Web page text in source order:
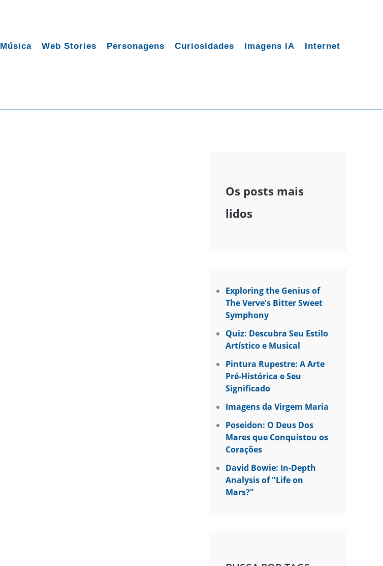
Música Web Stories Personagens Curiosidades Imagens IA Internet
Os posts mais
lidos
Exploring the Genius of
The Verve's Bitter Sweet
Symphony
Quiz: Descubra Seu Estilo
Artístico e Musical
Pintura Rupestre: A Arte
Pré-Histórica e Seu
Significado
Imagens da Virgem Maria
Poseidon: O Deus Dos
Mares que Conquistou os
Corações
David Bowie: In-Depth
Analysis of "Life on
Mars?"